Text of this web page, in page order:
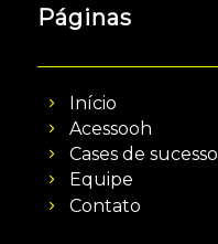
Páginas
Início
Acessooh
Cases de sucesso
Equipe
Contato